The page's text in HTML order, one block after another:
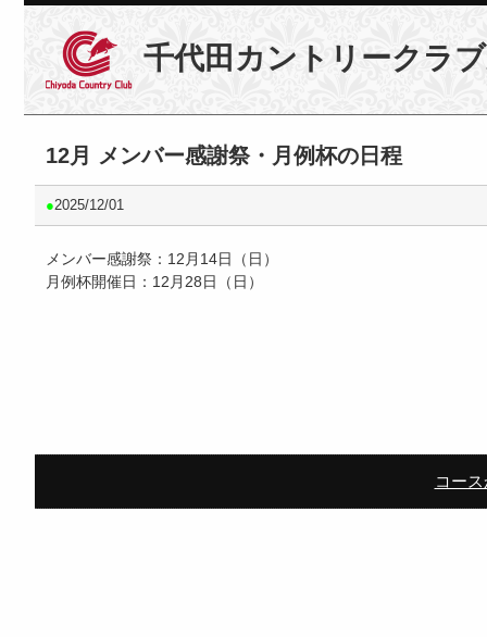
千代田カントリークラブ
12月 メンバー感謝祭・月例杯の日程
●2025/12/01
メンバー感謝祭：12月14日（日）
月例杯開催日：12月28日（日）
コー